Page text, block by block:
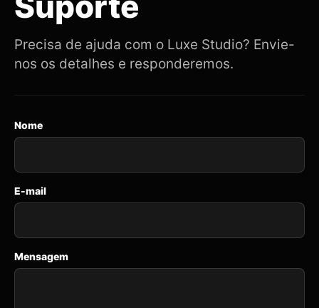
Precisa de ajuda com o Luxe Studio? Envie-
nos os detalhes e responderemos.
Nome
E-mail
Mensagem